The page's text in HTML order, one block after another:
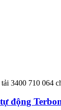
động